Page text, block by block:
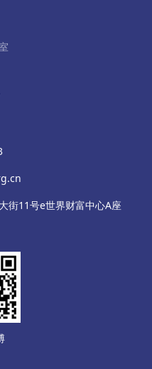
街11号e世界财富中心A座